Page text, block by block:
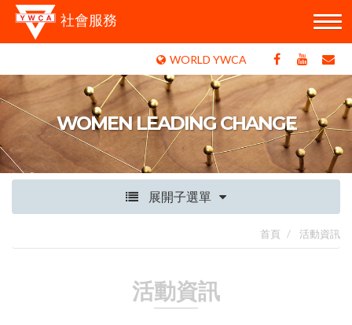
社會服務
WORLD YWCA
WOMEN LEADING CHANGE
展開子選單
首頁 活動資訊
活動資訊